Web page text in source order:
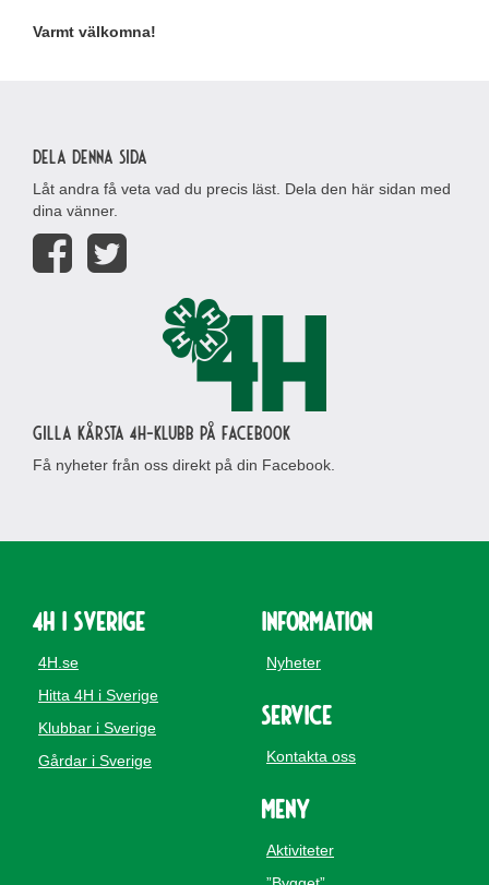
Varmt välkomna!
Dela denna sida
Låt andra få veta vad du precis läst. Dela den här sidan med
dina vänner.
Gilla Kårsta 4H-klubb på Facebook
Få nyheter från oss direkt på din Facebook.
4H i Sverige
4H.se
Hitta 4H i Sverige
Klubbar i Sverige
Gårdar i Sverige
Information
Nyheter
Service
Kontakta oss
Meny
Aktiviteter